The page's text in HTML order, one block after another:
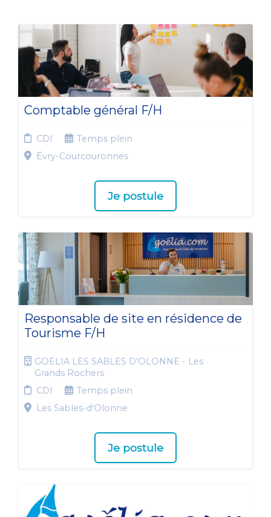
Comptable général F/H
CDI
Temps plein
Évry-Courcouronnes
Je postule
Responsable de site en résidence de
Tourisme F/H
GOELIA LES SABLES D'OLONNE - Les
Grands Rochers
CDI
Temps plein
Les Sables-d'Olonne
Je postule